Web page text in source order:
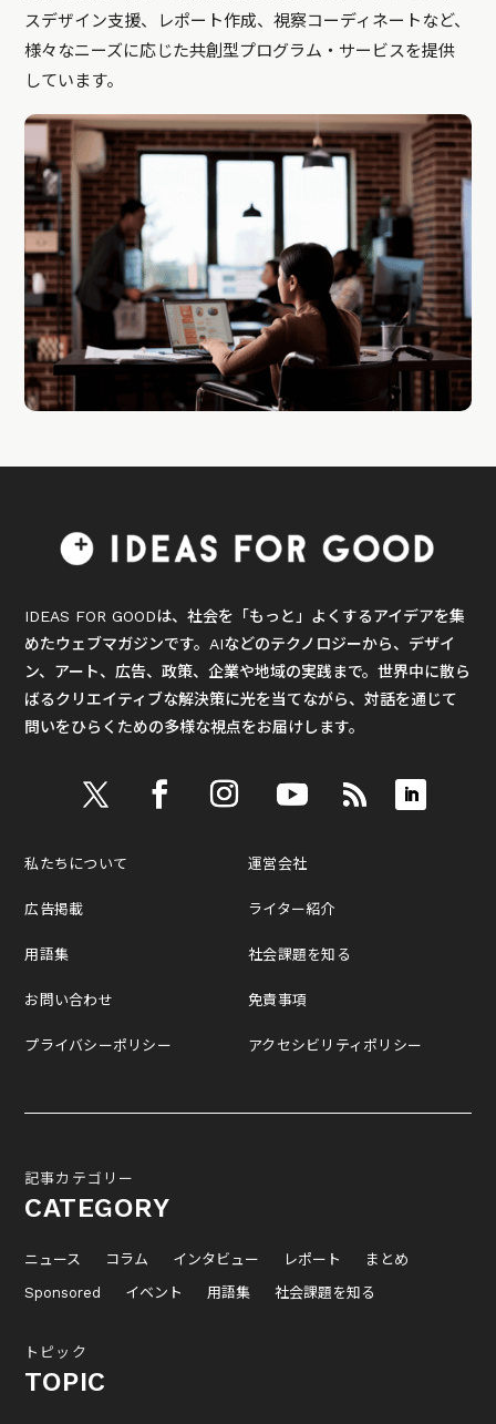
スデザイン支援、レポート作成、視察コーディネートなど、
様々なニーズに応じた共創型プログラム・サービスを提供
しています。
IDEAS FOR GOODは、社会を「もっと」よくするアイデアを集
めたウェブマガジンです。AIなどのテクノロジーから、デザイ
ン、アート、広告、政策、企業や地域の実践まで。世界中に散ら
ばるクリエイティブな解決策に光を当てながら、対話を通じて
問いをひらくための多様な視点をお届けします。
私たちについて
広告掲載
用語集
お問い合わせ
プライバシーポリシー
運営会社
ライター紹介
社会課題を知る
免責事項
アクセシビリティポリシー
記事カテゴリー
CATEGORY
ニュース コラム インタビュー レポート
まとめ
Sponsored
イベント 用語集 社会課題を知る
トピック
TOPIC